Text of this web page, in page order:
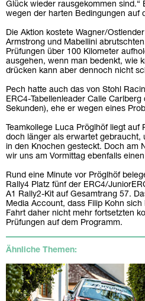
Glück wieder rausgekommen sind.“
wegen der harten Bedingungen
Die Aktion kostete Wagner/
Armstrong und Mabellini
Prüfungen über 100 Kilometer
ausgehen, wenn man bedenkt, wie
drücken kann aber dennoch nicht
Pech hatte auch das von Stohl
ERC4-Tabellenleader Calle
Sekunden), ehe er wegen eines
Teamkollege Luca Pröglhöf liegt
doch länger als erwartet gebraucht,
in den Knochen gesteckt. Doch am
wir uns am Vormittag ebenfalls
Rund eine Minute vor Pröglhöf
Rally4 Platz fünf der ERC4/
A1 Rally2-Kit auf Gesamtrang 57.
Media Account, dass Filip Kohn
Fahrt daher nicht mehr fortsetzten
Prüfungen auf dem Programm.
Ähnliche Themen: